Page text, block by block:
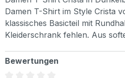
Damen T-Shirt im Style Crista
klassisches Basicteil mit
Kleiderschrank fehlen. Aus
Bewertungen